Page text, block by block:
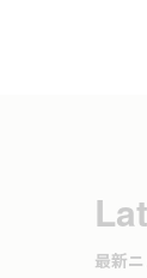
最新